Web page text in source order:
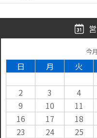
今
日 月 火
2
3 4
9
10 11
16
17 18
23
24 25